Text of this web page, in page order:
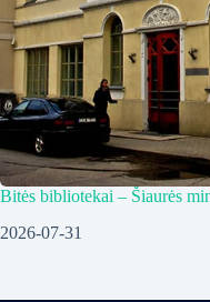
Bitės bibliotekai – Šiaurės
2026-07-31